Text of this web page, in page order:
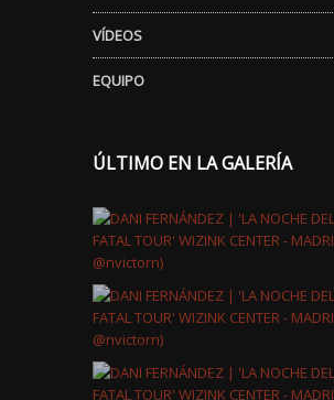
VÍDEOS
EQUIPO
ÚLTIMO EN LA GALERÍA